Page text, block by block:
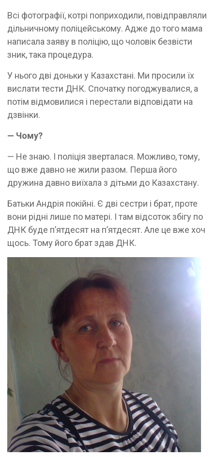
Всі фотографії, котрі поприходили, повідправляли
дільничному поліцейському. Адже до того мама
написала заяву в поліцію, що чоловік безвісти
зник, така процедура.
У нього дві доньки у Казахстані. Ми просили їх
вислати тести ДНК. Спочатку погоджувалися, а
потім відмовилися і перестали відповідати на
дзвінки.
— Чому?
— Не знаю. І поліція зверталася. Можливо, тому,
що вже давно не жили разом. Перша його
дружина давно виїхала з дітьми до Казахстану.
Батьки Андрія покійні. Є дві сестри і брат, проте
вони рідні лише по матері. І там відсоток збігу по
ДНК буде п’ятдесят на п’ятдесят. Але це вже хоч
щось. Тому його брат здав ДНК.